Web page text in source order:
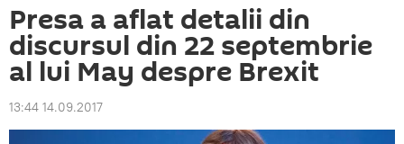
Presa a aflat detalii din
discursul din 22 septembrie
al lui May despre Brexit
13:44 14.09.2017